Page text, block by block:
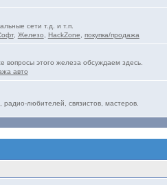
сети т.д. и т.п.
, Железо HackZone покупка/продажа
вопросы этого железа обсуждаем здесь.
авто
любителей, связистов, мастеров.